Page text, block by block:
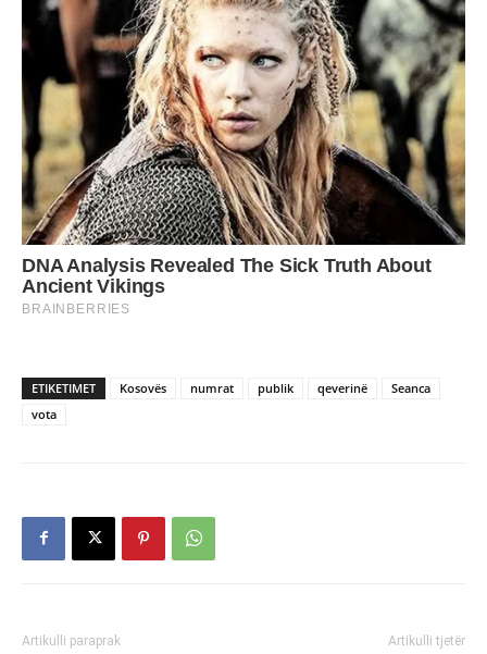
ETIKETIMET Kosovës numrat publik qeverinë
Seanca
vota
Artikulli paraprak Artikulli tjetër